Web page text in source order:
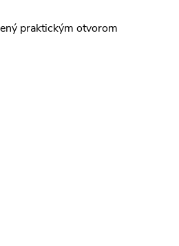
praktickým otvorom